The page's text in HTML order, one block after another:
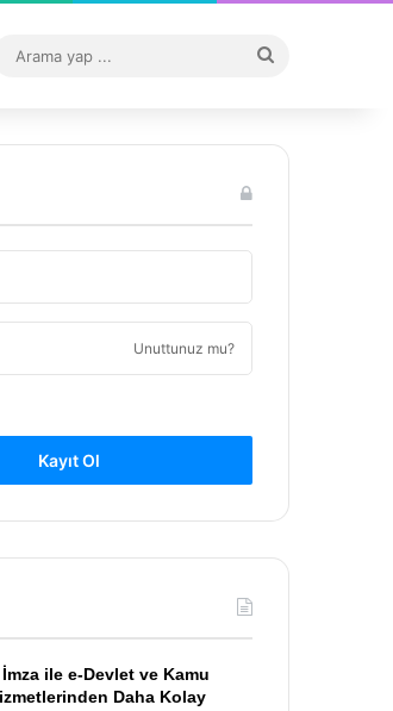
...
Unuttunuz mu?
Kayıt Ol
İmza ile e-Devlet ve Kamu
Daha Kolay